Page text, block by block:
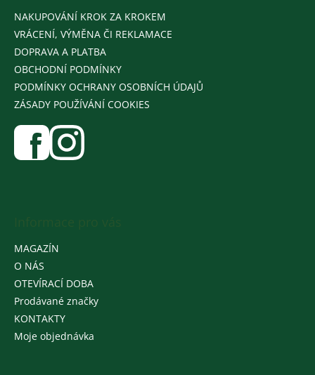
NAKUPOVÁNÍ KROK ZA KROKEM
VRÁCENÍ, VÝMĚNA ČI REKLAMACE
DOPRAVA A PLATBA
OBCHODNÍ PODMÍNKY
PODMÍNKY OCHRANY OSOBNÍCH ÚDAJŮ
ZÁSADY POUŽÍVÁNÍ COOKIES
MAGAZÍN
O NÁS
OTEVÍRACÍ DOBA
Prodávané značky
KONTAKTY
Moje objednávka